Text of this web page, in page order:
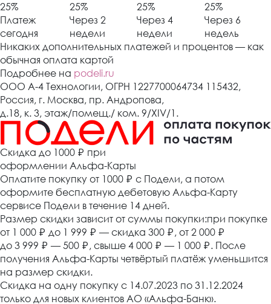
25%
Платеж
сегодня
25%
Через 2
недели
25%
Через 4
недели
25%
Через 6
недель
Никаких дополнительных платежей и процентов — как
обычная оплата картой
Подробнее на podeli.ru
ООО А-4 Технологии, ОГРН 1227700064734 115432,
Россия, г. Москва, пр. Андропова,
д.18, к. 3, этаж/помещ./ ком. 9/XIV/1.
Cкидка до 1000 ₽ при
оформлении Альфа-Карты
Оплатите покупку от 1000 ₽ с Подели, а потом
оформите бесплатную дебетовую Альфа-Карту
сервисе Подели в течение 14 дней.
Размер скидки зависит от суммы покупки:при покупке
от 1 000 ₽ до 1 999 ₽ — скидка 300 ₽ , от 2 000 ₽
до 3 999 ₽ — 500 ₽ , свыше 4 000 ₽ — 1 000 ₽. После
получения Альфа-Карты четвёртый платёж уменьшится
на размер скидки.
Скидка на одну покупку с 14.07.2023 по 31.12.2024
только для новых клиентов АО «Альфа-Банк».